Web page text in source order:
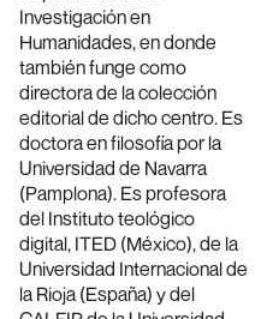
Investigación en
Humanidades, en donde
también funge como
directora de la colección
editorial de dicho centro. Es
doctora en filosofía por la
Universidad de Navarra
(Pamplona). Es profesora
del Instituto teológico
digital, ITED (México), de la
Universidad Internacional de
la Rioja (España) y del